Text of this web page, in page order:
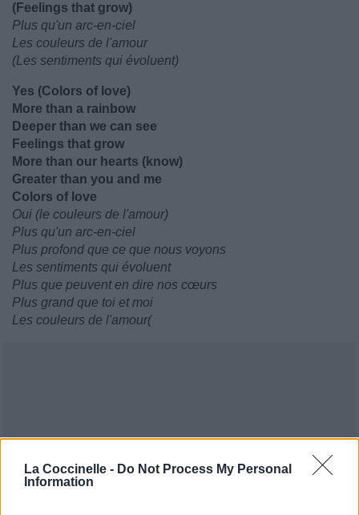
La Coccinelle - Do Not Process My Personal
Information
(Feelings that grow)
Plus qu'un arc-en-ciel
Les couleurs de l'amour
(Les sentiments qui évoluent)
Yes (Colors of love)
More than a rainbow
Deeper than we can see
Feelings that grow
More than our hearts (know)
Greater than you and me
Colors of love
Oui (le couleurs de l'amour)
Plus qu'un arc-en-ciel
Plus profond que ce que nous voyons
Les sentiments qui évoluent
Plus que peuvent en dire nos cœurs
Plus grand que toi et moi
Les couleurs de l'amour(